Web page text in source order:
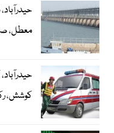
معطل،
کوشش،